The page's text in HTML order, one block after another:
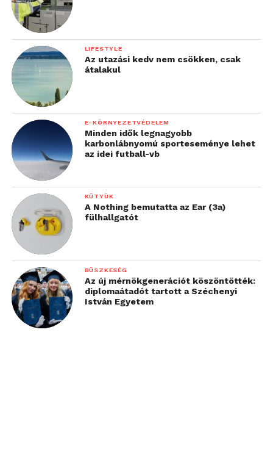
LIFESTYLE
Az utazási kedv nem csökken, csak
átalakul
E-KÖRNYEZETVÉDELEM
Minden idők legnagyobb
karbonlábnyomú sporteseménye lehet
az idei futball-vb
KÜTYÜK
A Nothing bemutatta az Ear (3a)
fülhallgatót
BÜSZKESÉG
Az új mérnökgenerációt köszöntötték:
diplomaátadót tartott a Széchenyi
István Egyetem